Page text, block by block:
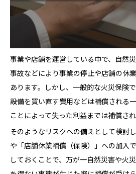
事業や店舗を運営している中で、自然
事故などにより事業の停止や店舗の休
あります。しかし、一般的な火災保険
設備を買い直す費用などは補償される
ことによって失った利益までは補償さ
そのようなリスクへの備えとして検討
や「店舗休業補償（保険）」への加入
しておくことで、万が一自然災害や火